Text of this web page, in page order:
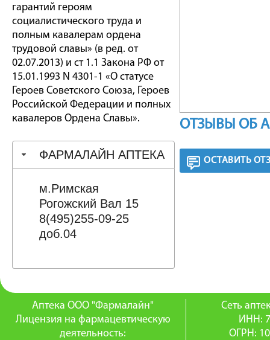
гарантий героям
социалистического труда и
полным кавалерам ордена
трудовой славы» (в ред. от
02.07.2013) и ст 1.1 Закона РФ от
15.01.1993 N 4301-1 «О статусе
Героев Советского Союза, Героев
Российской Федерации и полных
кавалеров Ордена Славы».
ФАРМАЛАЙН АПТЕКА
м.Римская
Рогожский Вал 15
8(495)255-09-25
доб.04
ОТЗЫВЫ ОБ
ОСТАВИТЬ
Аптека ООО "Фармалайн"
Лицензия на фармацевтическую
деятельность:
Сеть
ИНН:
ОГРН: